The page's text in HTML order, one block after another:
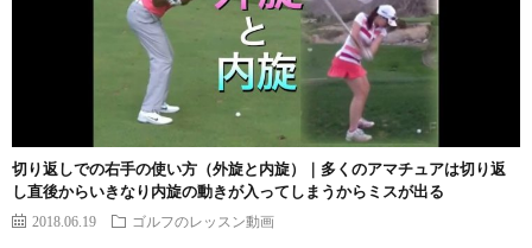
切り返しでの右手の使い方（外旋と内旋）｜多くのアマチュアは切り返
し直後からいきなり内旋の動きが入ってしまうからミスが出る
2018.06.19 ゴルフのレッスン動画